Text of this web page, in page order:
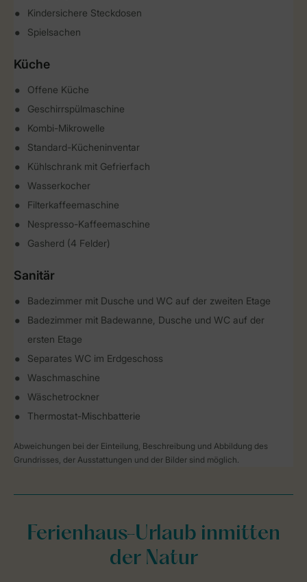
Kindersichere Steckdosen
Spielsachen
Küche
Offene Küche
Geschirrspülmaschine
Kombi-Mikrowelle
Standard-Kücheninventar
Kühlschrank mit Gefrierfach
Wasserkocher
Filterkaffeemaschine
Nespresso-Kaffeemaschine
Gasherd (4 Felder)
Sanitär
Badezimmer mit Dusche und WC auf der zweiten Etage
Badezimmer mit Badewanne, Dusche und WC auf der
ersten Etage
Separates WC im Erdgeschoss
Waschmaschine
Wäschetrockner
Thermostat-Mischbatterie
Abweichungen bei der Einteilung, Beschreibung und Abbildung des
Grundrisses, der Ausstattungen und der Bilder sind möglich.
Ferienhaus-Urlaub inmitten
der Natur